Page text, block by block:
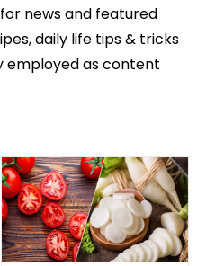
news and featured
daily life tips & tricks
employed as content